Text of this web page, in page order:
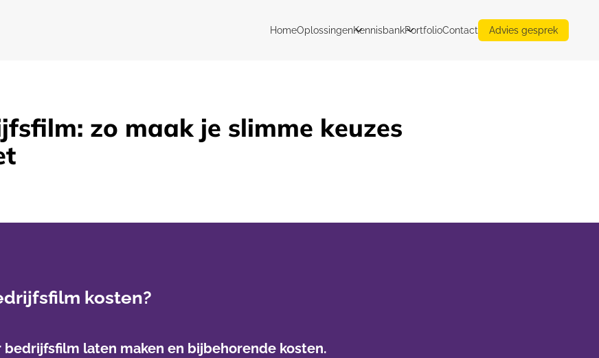
HomeOplossingenKennisbankPortfolioContact Advies gesprek
zo maak je slimme keuzes
kosten?
laten maken en bijbehorende kosten.